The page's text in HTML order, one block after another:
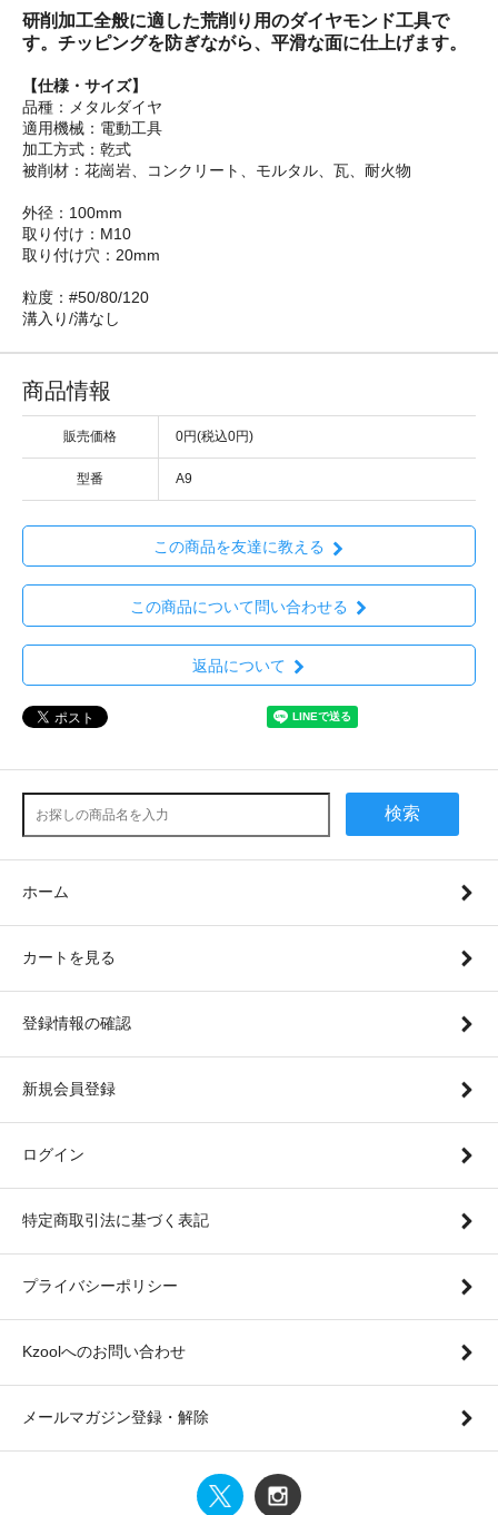
研削加工全般に適した荒削り用のダイヤモンド工具で
す。チッピングを防ぎながら、平滑な面に仕上げます。
【仕様・サイズ】
品種：メタルダイヤ
適用機械：電動工具
加工方式：乾式
被削材：花崗岩、コンクリート、モルタル、瓦、耐火物
外径：100mm
取り付け：M10
取り付け穴：20mm
粒度：#50/80/120
溝入り/溝なし
商品情報
販売価格 0円(税込0円)
型番 A9
この商品を友達に教える
この商品について問い合わせる
返品について
検索
ホーム
カートを見る
登録情報の確認
新規会員登録
ログイン
特定商取引法に基づく表記
プライバシーポリシー
Kzoolへのお問い合わせ
メールマガジン登録・解除